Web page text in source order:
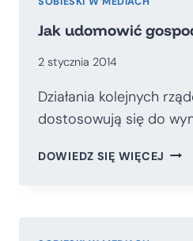
Jak udomowić
2 stycznia 2014
Działania kolejnych
dostosowują się do
DOWIEDZ SIĘ WIĘCEJ JAK